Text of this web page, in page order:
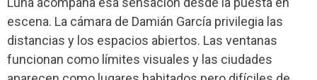
escena. La cámara de Damián García privilegia las
distancias y los espacios abiertos. Las ventanas
funcionan como límites visuales y las ciudades